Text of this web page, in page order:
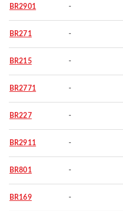
BR2901 -
BR271 -
BR215 -
BR2771 -
BR227 -
BR2911 -
BR801 -
BR169 -